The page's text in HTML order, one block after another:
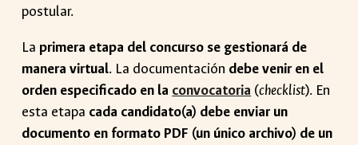
postular.
La primera etapa del concurso se gestionará de
manera virtual. La documentación debe venir en el
orden especificado en la convocatoria (checklist). En
esta etapa cada candidato(a) debe enviar un
documento en formato PDF (un único archivo) de un